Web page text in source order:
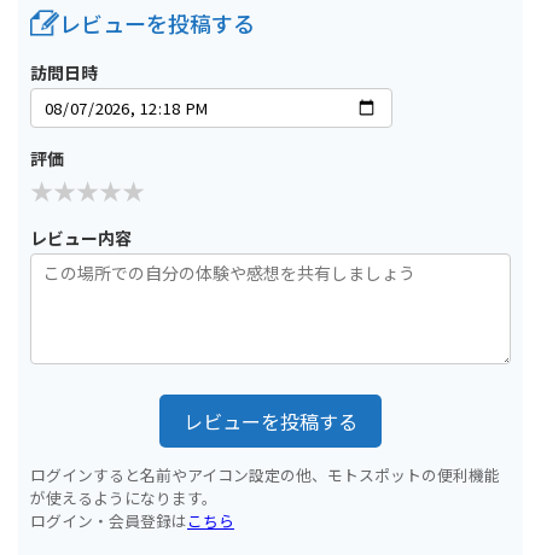
レビューを投稿する
訪問日時
評価
レビュー内容
レビューを投稿する
ログインすると名前やアイコン設定の他、モトスポットの便利機能
が使えるようになります。
ログイン・会員登録はこちら